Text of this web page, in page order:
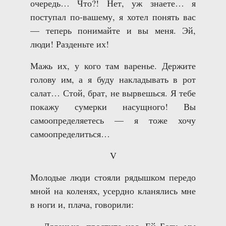
очередь… Что?! Нет, уж знаете… я
поступал по-вашему, я хотел понять вас
— теперь понимайте и вы меня. Эй,
люди! Разденьте их!
Мажь их, у кого там варенье. Держите
голову им, а я буду накладывать в рот
салат… Стой, брат, не вырвешься. Я тебе
покажу сумерки насущного! Вы
самоопределяетесь — я тоже хочу
самоопределиться…
V
Молодые люди стояли рядышком передо
мной на коленях, усердно кланялись мне
в ноги и, плача, говорили: